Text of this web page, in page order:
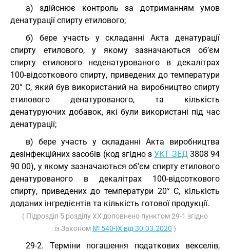
а) здійснює контроль за дотриманням умов
денатурації спирту етилового;
б) бере участь у складанні Акта денатурації
спирту етилового, у якому зазначаються об’єм
спирту етилового неденатурованого в декалітрах
100-відсоткового спирту, приведених до температури
20° С, який був використаний на виробництво спирту
етилового денатурованого, та кількість
денатуруючих добавок, які були використані під час
денатурації;
в) бере участь у складанні Акта виробництва
дезінфекційних засобів (код згідно зУКТ ЗЕД3808 94
90 00), у якому зазначаються об’єм спирту етилового
денатурованого в декалітрах 100-відсоткового
спирту, приведених до температури 20° С, кількість
доданих інгредієнтів та кількість готової продукції.
( Підрозділ 5 розділу XX доповнено пунктом 29-1 згідно
із Законом № 540-IX від 30.03.2020 )
29-2. Терміни погашення податкових векселів,